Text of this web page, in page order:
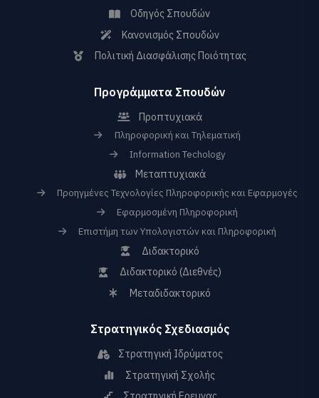
Οδηγός Σπουδών
Κανονισμός Σπουδών
Πολιτική Διασφάλισης Ποιότητας
Προγράμματα Σπουδών
Προπτυχιακά
Πληροφορική και Τηλεματική
Information Techology
Μεταπτυχιακά
Προηγμένες Τεχνολογίες Πληροφορικής και Εφαρμογές
Εφαρμοσμένη Πληροφορική
Επιστήμη των Υπολογιστών και Πληροφορική
Διδακτορικό
Διδακτορικό (Διεθνές)
Μεταδιδακτορικό
Στρατηγικός Σχεδιασμός
Στρατηγική Ιδρύματος
Στρατηγική Σχολής